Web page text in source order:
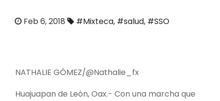
Feb 6, 2018 #Mixteca, #salud, #SSO
NATHALIE GÓMEZ/@Nathalie_fx
Huajuapan de León, Oax.- Con una marcha que